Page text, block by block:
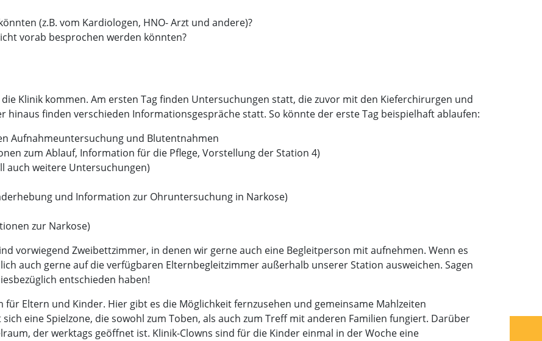
(z.B. vom Kardiologen, HNO- Arzt und andere)?
vorab besprochen werden könnten?
Klinik kommen. Am ersten Tag finden Untersuchungen statt, die zuvor mit den Kieferchirurgen und
finden verschieden Informationsgespräche statt. So könnte der erste Tag beispielhaft ablaufen:
Aufnahmeuntersuchung und Blutentnahmen
zum Ablauf, Information für die Pflege, Vorstellung der Station 4)
auch weitere Untersuchungen)
und Information zur Ohruntersuchung in Narkose)
zur Narkose)
vorwiegend Zweibettzimmer, in denen wir gerne auch eine Begleitperson mit aufnehmen. Wenn es
auch gerne auf die verfügbaren Elternbegleitzimmer außerhalb unserer Station ausweichen. Sagen
entschieden haben!
Eltern und Kinder. Hier gibt es die Möglichkeit fernzusehen und gemeinsame Mahlzeiten
eine Spielzone, die sowohl zum Toben, als auch zum Treff mit anderen Familien fungiert. Darüber
der werktags geöffnet ist. Klinik-Clowns sind für die Kinder einmal in der Woche eine